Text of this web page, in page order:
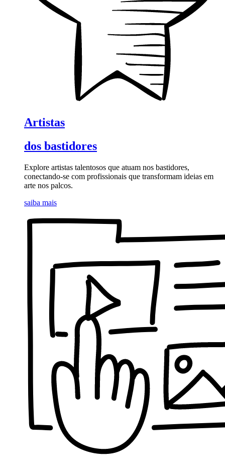
Artistas
dos bastidores
Explore artistas talentosos que atuam nos bastidores,
conectando-se com profissionais que transformam ideias em
arte nos palcos.
saiba mais